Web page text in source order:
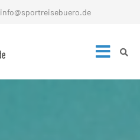
info@sportreisebuero.de